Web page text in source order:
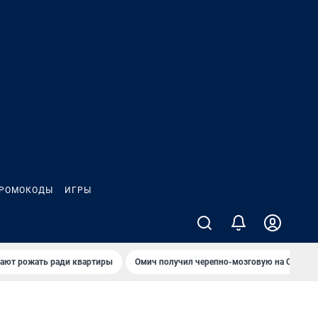
ИГРЫ
рожать ради квартиры Омич получил черепно-мозговую на ОНПЗ